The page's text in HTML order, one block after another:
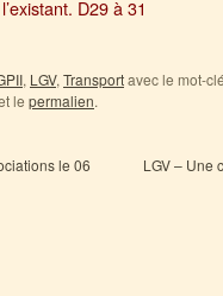
D29 à 31
, LGV, Transportavec le mot-clé
le permalien.
le 06
LGV – Une